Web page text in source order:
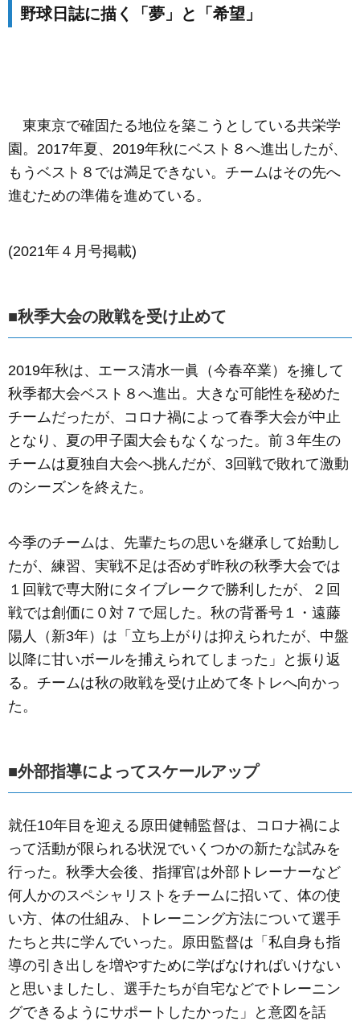
野球日誌に描く「夢」と「希望」
東東京で確固たる地位を築こうとしている共栄学
園。2017年夏、2019年秋にベスト８へ進出したが、
もうベスト８では満足できない。チームはその先へ
進むための準備を進めている。
(2021年４月号掲載)
■秋季大会の敗戦を受け止めて
2019年秋は、エース清水一眞（今春卒業）を擁して
秋季都大会ベスト８へ進出。大きな可能性を秘めた
チームだったが、コロナ禍によって春季大会が中止
となり、夏の甲子園大会もなくなった。前３年生の
チームは夏独自大会へ挑んだが、3回戦で敗れて激動
のシーズンを終えた。
今季のチームは、先輩たちの思いを継承して始動し
たが、練習、実戦不足は否めず昨秋の秋季大会では
１回戦で専大附にタイブレークで勝利したが、２回
戦では創価に０対７で屈した。秋の背番号１・遠藤
陽人（新3年）は「立ち上がりは抑えられたが、中盤
以降に甘いボールを捕えられてしまった」と振り返
る。チームは秋の敗戦を受け止めて冬トレへ向かっ
た。
■外部指導によってスケールアップ
就任10年目を迎える原田健輔監督は、コロナ禍によ
って活動が限られる状況でいくつかの新たな試みを
行った。秋季大会後、指揮官は外部トレーナーなど
何人かのスペシャリストをチームに招いて、体の使
い方、体の仕組み、トレーニング方法について選手
たちと共に学んでいった。原田監督は「私自身も指
導の引き出しを増やすために学ばなければいけない
と思いましたし、選手たちが自宅などでトレーニン
グできるようにサポートしたかった」と意図を話